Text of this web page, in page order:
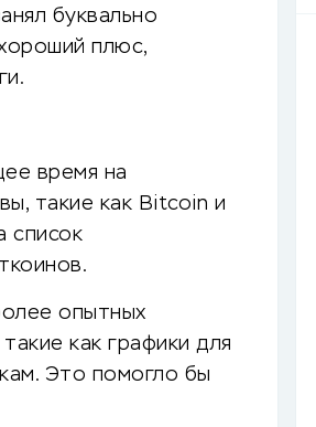
буквально
плюс,
время на
такие как Bitcoin и
список
опытных
как графики для
Это помогло бы